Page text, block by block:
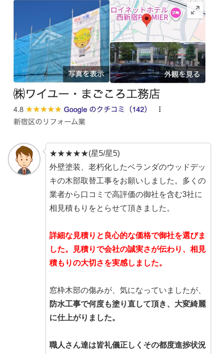
★★★★★(星5/星5)
外壁塗装、老朽化したベランダのウッドデッ
キの木部取替工事をお願いしました。多くの
業者から口コミで高評価の御社を含む3社に
相見積もりをとらせて頂きました。
詳細な見積りと良心的な価格で御社を選びま
した。見積りで会社の誠実さが伝わり、相見
積もりの大切さを実感しました。
窓枠木部の傷みが、気になっていましたが、
防水工事で何度も塗り直して頂き、大変綺麗
に仕上がりました。
職人さん達は皆礼儀正しくその都度進捗状況